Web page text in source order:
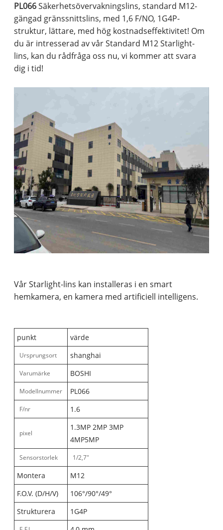
PL066Säkerhetsövervakningslins, standard M12-
gängad gränssnittslins, med 1,6 F/NO, 1G4P-
struktur, lättare, med hög kostnadseffektivitet! Om
du är intresserad av vår Standard M12 Starlight-
lins, kan du rådfråga oss nu, vi kommer att svara
dig i tid!
Vår Starlight-lins kan installeras i en smart
hemkamera, en kamera med artificiell intelligens.
punkt värde
Ursprungsort shanghai
Varumärke BOSHI
Modellnummer PL066
F/nr 1.6
pixel
1.3MP 2MP 3MP
4MP5MP
Sensorstorlek 1/2,7"
Montera
M12
F.O.V. (D/H/V)
106°/90°/49°
Strukturera
1G4P